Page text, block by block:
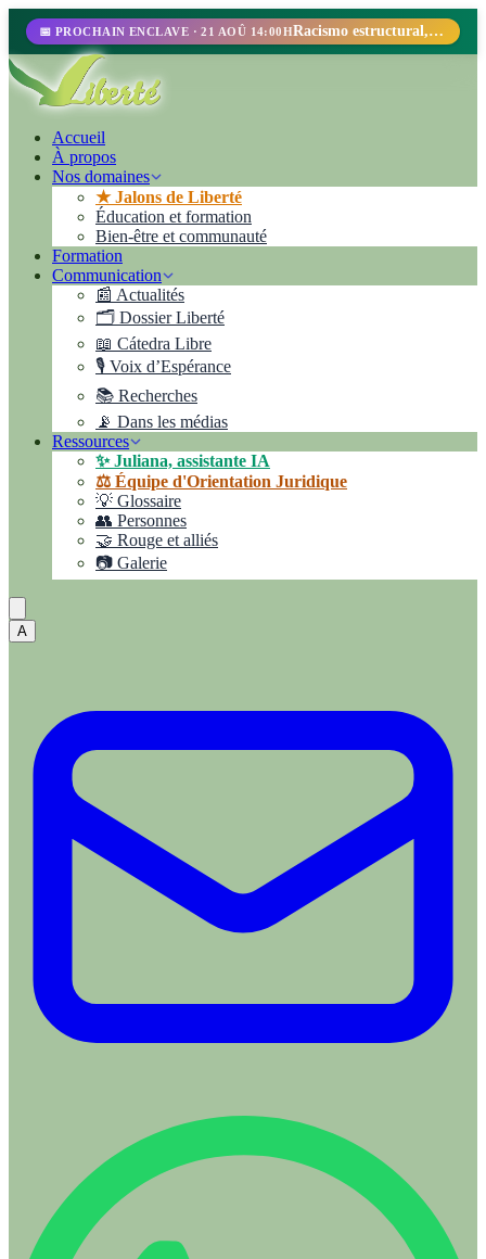
📅 PROCHAIN ENCLAVE · 21 AOÛ 14:00H Racismo estructural, perfilamiento racial y abolicionismo carcelario.
Accueil
À propos
Nos domaines
★ Jalons de Liberté
Éducation et formation
Bien-être et communauté
Formation
Communication
📰 Actualités
🗂️ Dossier Liberté
📖 Cátedra Libre
🎙️ Voix d’Espérance
📚 Recherches
📡 Dans les médias
Ressources
✨ Juliana, assistante IA
⚖️ Équipe d'Orientation Juridique
💡 Glossaire
👥 Personnes
🤝 Rouge et alliés
📷 Galerie
A